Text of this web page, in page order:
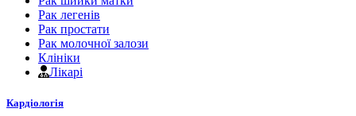
Рак легенів
Рак простати
Рак молочної залози
Клініки
Лікарі
Кардіологія